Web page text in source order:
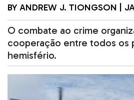
BY ANDREW J. TIONGSON
O combate ao crime
cooperação entre todos os
hemisfério.